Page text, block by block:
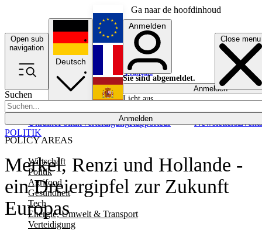
Ga naar de hoofdinhoud
Open sub
navigation
Close menu
Suchen
Anmelden
POLICY AREAS
Wirtschaft
Politik
Agrifood
Gesundheit
Tech
Energie, Umwelt & Transport
Verteidigung
UkrainePolitikVerteidigungRapporteur NewslettersEvents
Deutsch
English
Français
Anmelden
Sie sind abgemeldet.
Anmelden
Licht aus
Merkel, Renzi und Hollande -
ein Dreiergipfel zur Zukunft
Europas
POLITIK